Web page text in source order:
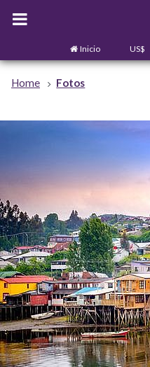
Inicio US$
Home Fotos